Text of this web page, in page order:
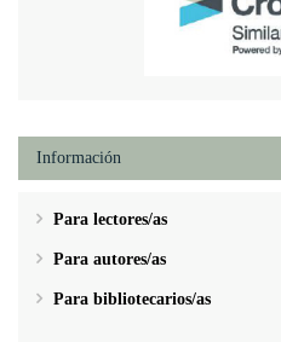
Información
Para lectores/as
Para autores/as
Para bibliotecarios/as